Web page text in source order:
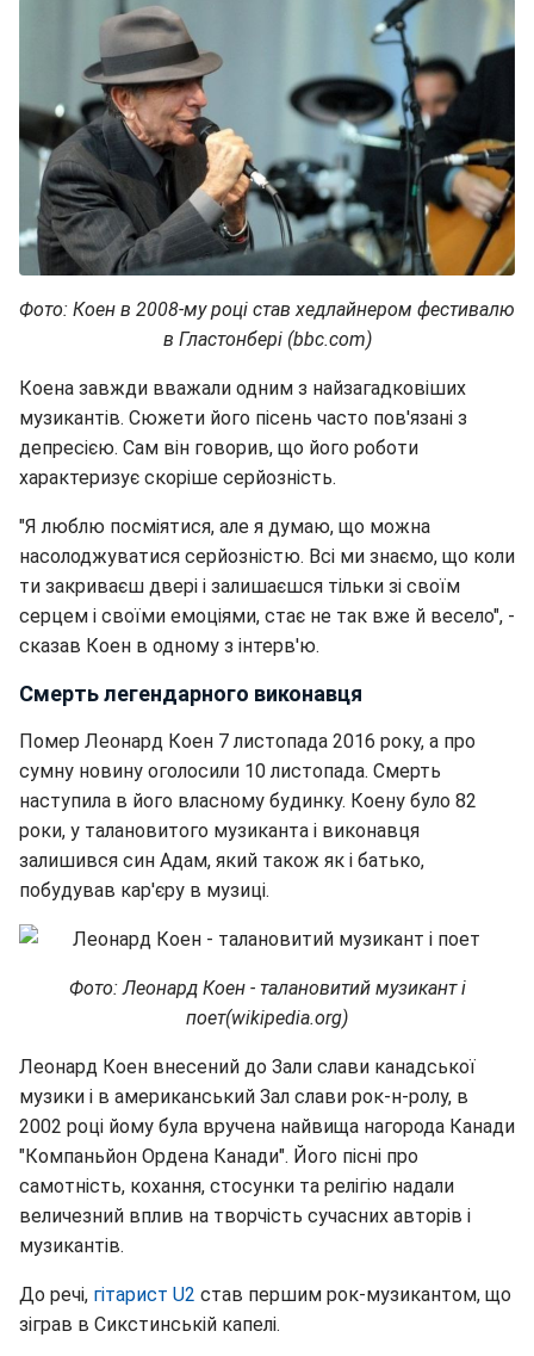
Фото: Коен в 2008-му році став хедлайнером фестивалю
в Гластонбері (bbc.com)
Коена завжди вважали одним з найзагадковіших
музикантів. Сюжети його пісень часто пов'язані з
депресією. Сам він говорив, що його роботи
характеризує скоріше серйозність.
"Я люблю посміятися, але я думаю, що можна
насолоджуватися серйозністю. Всі ми знаємо, що коли
ти закриваєш двері і залишаєшся тільки зі своїм
серцем і своїми емоціями, стає не так вже й весело", -
сказав Коен в одному з інтерв'ю.
Смерть легендарного виконавця
Помер Леонард Коен 7 листопада 2016 року, а про
сумну новину оголосили 10 листопада. Смерть
наступила в його власному будинку. Коену було 82
роки, у талановитого музиканта і виконавця
залишився син Адам, який також як і батько,
побудував кар'єру в музиці.
Фото: Леонард Коен - талановитий музикант і
поет(wikipedia.org)
Леонард Коен внесений до Зали слави канадської
музики і в американський Зал слави рок-н-ролу, в
2002 році йому була вручена найвища нагорода Канади
"Компаньйон Ордена Канади". Його пісні про
самотність, кохання, стосунки та релігію надали
величезний вплив на творчість сучасних авторів і
музикантів.
До речі, гітарист U2 став першим рок-музикантом, що
зіграв в Сикстинській капелі.